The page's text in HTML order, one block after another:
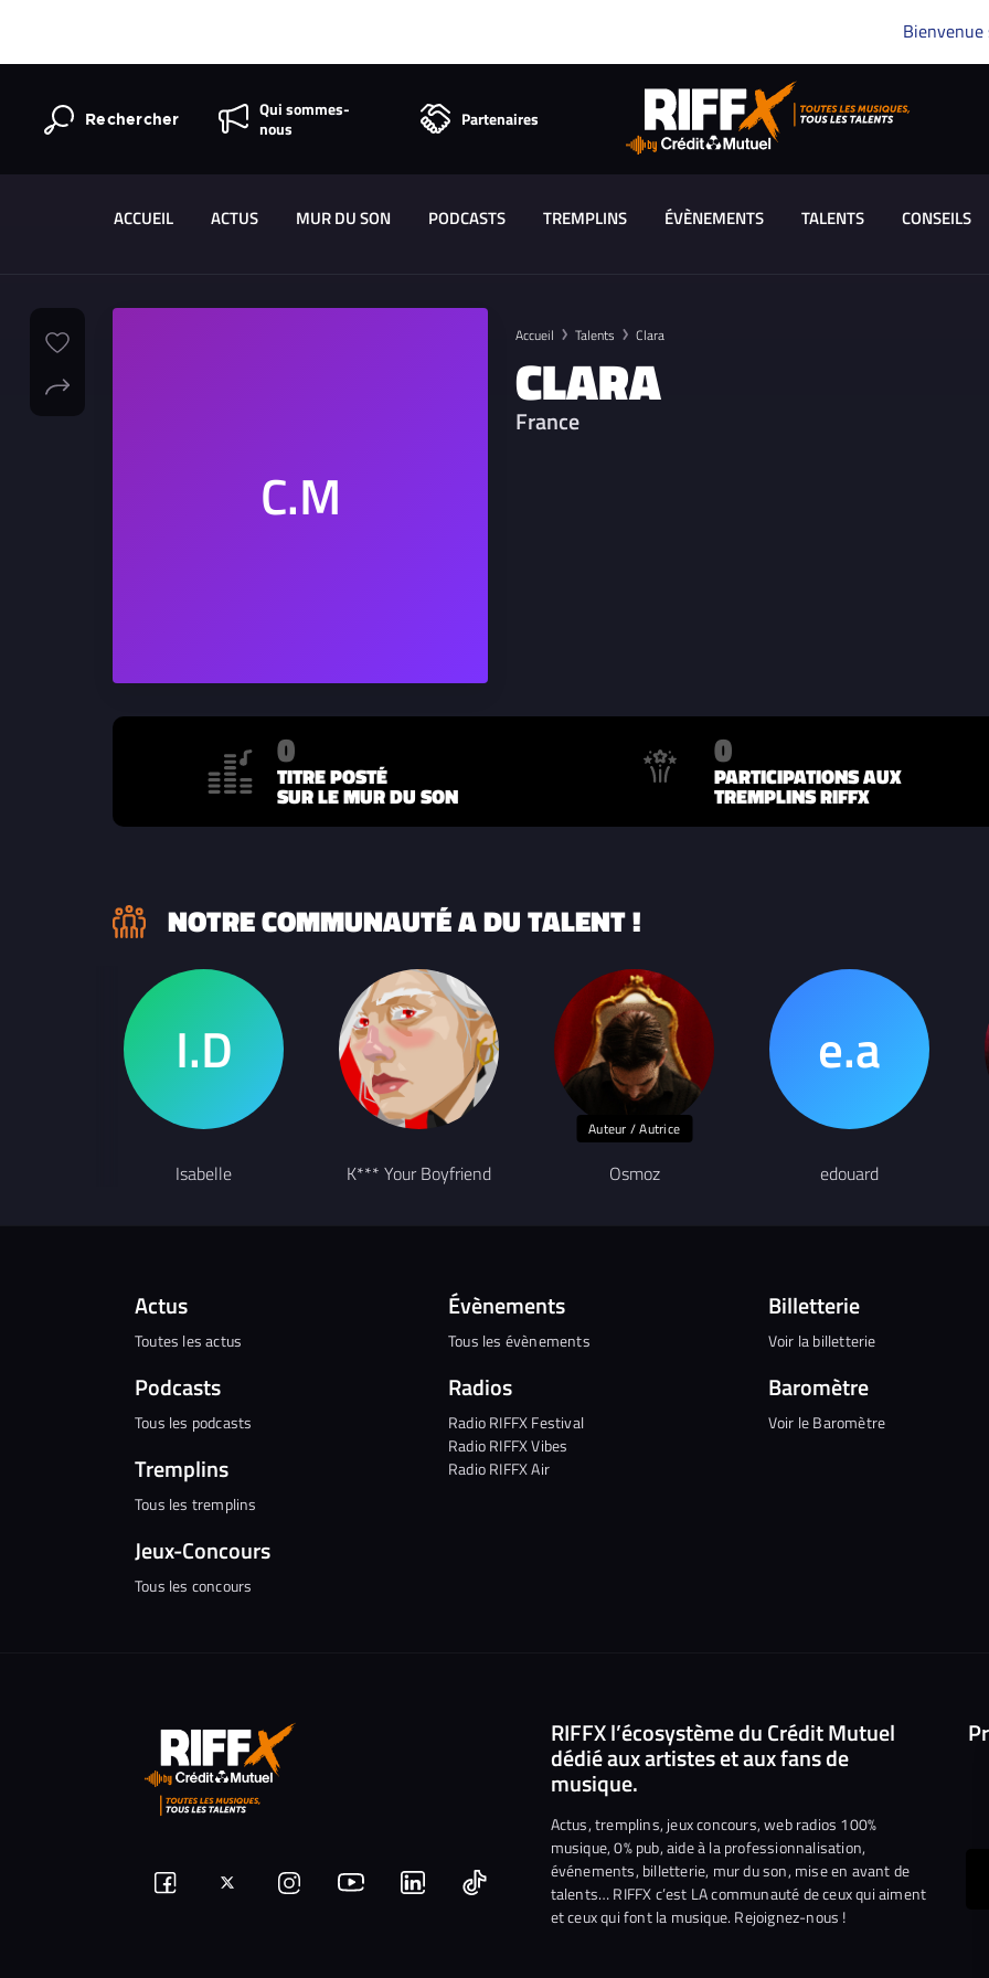
Bienvenue
Rechercher
Qui sommes-
nous
Partenaires
ACCUEIL ACTUS MUR DU SON PODCASTS TREMPLINS ÉVÈNEMENTS TALENTS CONSEILS
Accueil Talents Clara
CLARA
France
0
TITRE POSTÉ
SUR LE MUR DU SON
0
PARTICIPATIONS AUX
TREMPLINS RIFFX
NOTRE COMMUNAUTÉ A DU TALENT !
Isabelle K*** Your Boyfriend
Auteur / Autrice
Osmoz edouard
Actus
Toutes les actus
Podcasts
Tous les podcasts
Tremplins
Tous les tremplins
Jeux-Concours
Tous les concours
Évènements
Tous les évènements
Radios
Radio RIFFX Festival
Radio RIFFX Vibes
Radio RIFFX Air
Billetterie
Voir la billetterie
Baromètre
Voir le Baromètre
Suivez-Suivez-Nous
NousNous Nous
RIFFX l’écosystème du Crédit Mutuel
dédié aux artistes et aux fans de
musique.
Actus, tremplins, jeux concours, web radios 100%
musique, 0% pub, aide à la professionnalisation,
événements, billetterie, mur du son, mise en avant de
talents… RIFFX c’est LA communauté de ceux qui aiment
et ceux qui font la musique. Rejoignez-nous !